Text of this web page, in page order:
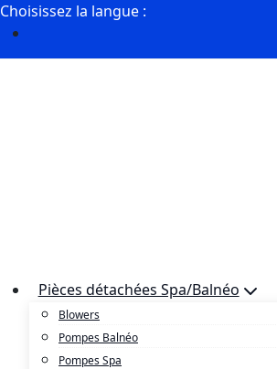
Skip
to
content
Choisissez la langue :
Pièces détachées Spa/Balnéo
Blowers
Pompes Balnéo
Pompes Spa